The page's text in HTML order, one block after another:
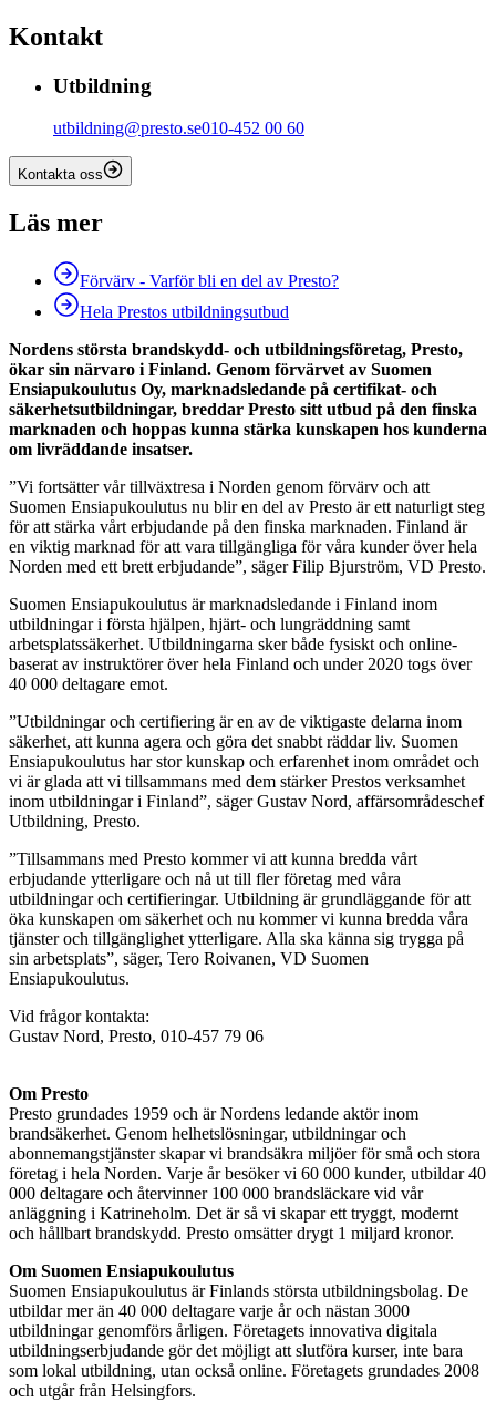
Kontakt
Utbildning
utbildning@presto.se010-452 00 60
Kontakta oss
Läs mer
Förvärv - Varför bli en del av Presto?
Hela Prestos utbildningsutbud
Nordens största brandskydd- och utbildningsföretag, Presto,
ökar sin närvaro i Finland. Genom förvärvet av Suomen
Ensiapukoulutus Oy, marknadsledande på certifikat- och
säkerhetsutbildningar, breddar Presto sitt utbud på den finska
marknaden och hoppas kunna stärka kunskapen hos kunderna
om livräddande insatser.
”Vi fortsätter vår tillväxtresa i Norden genom förvärv och att
Suomen Ensiapukoulutus nu blir en del av Presto är ett naturligt steg
för att stärka vårt erbjudande på den finska marknaden. Finland är
en viktig marknad för att vara tillgängliga för våra kunder över hela
Norden med ett brett erbjudande”, säger Filip Bjurström, VD Presto.
Suomen Ensiapukoulutus är marknadsledande i Finland inom
utbildningar i första hjälpen, hjärt- och lungräddning samt
arbetsplatssäkerhet. Utbildningarna sker både fysiskt och online-
baserat av instruktörer över hela Finland och under 2020 togs över
40 000 deltagare emot.
”Utbildningar och certifiering är en av de viktigaste delarna inom
säkerhet, att kunna agera och göra det snabbt räddar liv. Suomen
Ensiapukoulutus har stor kunskap och erfarenhet inom området och
vi är glada att vi tillsammans med dem stärker Prestos verksamhet
inom utbildningar i Finland”, säger Gustav Nord, affärsområdeschef
Utbildning, Presto.
”Tillsammans med Presto kommer vi att kunna bredda vårt
erbjudande ytterligare och nå ut till fler företag med våra
utbildningar och certifieringar. Utbildning är grundläggande för att
öka kunskapen om säkerhet och nu kommer vi kunna bredda våra
tjänster och tillgänglighet ytterligare. Alla ska känna sig trygga på
sin arbetsplats”, säger, Tero Roivanen, VD Suomen
Ensiapukoulutus.
Vid frågor kontakta:
Gustav Nord, Presto, 010-457 79 06
Om Presto
Presto grundades 1959 och är Nordens ledande aktör inom
brandsäkerhet. Genom helhetslösningar, utbildningar och
abonnemangstjänster skapar vi brandsäkra miljöer för små och stora
företag i hela Norden. Varje år besöker vi 60 000 kunder, utbildar 40
000 deltagare och återvinner 100 000 brandsläckare vid vår
anläggning i Katrineholm. Det är så vi skapar ett tryggt, modernt
och hållbart brandskydd. Presto omsätter drygt 1 miljard kronor.
Om Suomen Ensiapukoulutus
Suomen Ensiapukoulutus är Finlands största utbildningsbolag. De
utbildar mer än 40 000 deltagare varje år och nästan 3000
utbildningar genomförs årligen. Företagets innovativa digitala
utbildningserbjudande gör det möjligt att slutföra kurser, inte bara
som lokal utbildning, utan också online. Företagets grundades 2008
och utgår från Helsingfors.